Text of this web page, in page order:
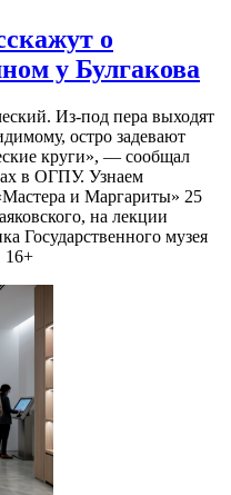
о
у Булгакова
Из-под пера выходят
остро задевают
круги», — сообщал
в ОГПУ. Узнаем
и Маргариты» 25
на лекции
Государственного музея
16+